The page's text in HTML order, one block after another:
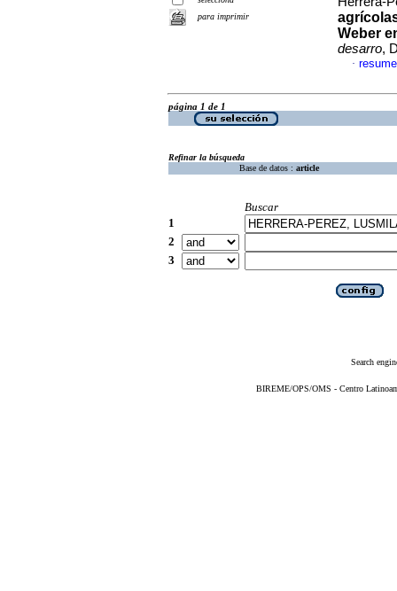
para imprimir
Weber
desarro,
·
página 1 de 1
Refinar la búsqueda
Base de datos : article
Buscar
1
2
3
Search
BIREME/OPS/OMS - Centro